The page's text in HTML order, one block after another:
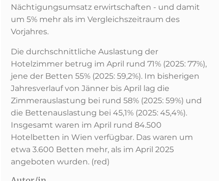
Nächtigungsumsatz erwirtschaften - und damit
um 5% mehr als im Vergleichszeitraum des
Vorjahres.
Die durchschnittliche Auslastung der
Hotelzimmer betrug im April rund 71% (2025: 77%),
jene der Betten 55% (2025: 59,2%). Im bisherigen
Jahresverlauf von Jänner bis April lag die
Zimmerauslastung bei rund 58% (2025: 59%) und
die Bettenauslastung bei 45,1% (2025: 45,4%).
Insgesamt waren im April rund 84.500
Hotelbetten in Wien verfügbar. Das waren um
etwa 3.600 Betten mehr, als im April 2025
angeboten wurden. (red)